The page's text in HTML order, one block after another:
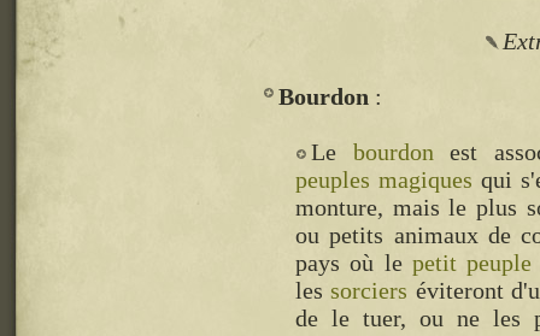
Bourdon
Le bourdon est
peuples magiques qui
monture, mais le plus
ou petits animaux de
pays où lepetit peuple
lessorciers éviteront
de le tuer, ou ne les